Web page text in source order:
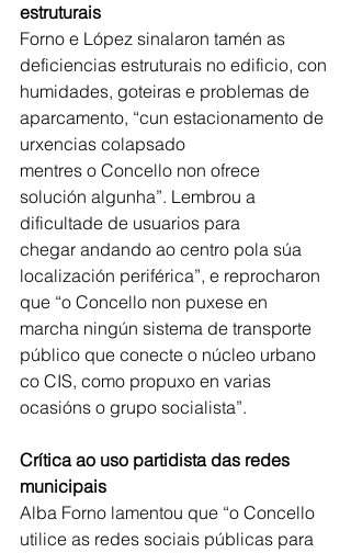
estruturais
Forno e López sinalaron tamén as
deficiencias estruturais no edificio, con
humidades, goteiras e problemas de
aparcamento, “cun estacionamento de
urxencias colapsado
mentres o Concello non ofrece
solución algunha”. Lembrou a
dificultade de usuarios para
chegar andando ao centro pola súa
localización periférica”, e reprocharon
que “o Concello non puxese en
marcha ningún sistema de transporte
público que conecte o núcleo urbano
co CIS, como propuxo en varias
ocasións o grupo socialista”.
Crítica ao uso partidista das redes
municipais
Alba Forno lamentou que “o Concello
utilice as redes sociais públicas para